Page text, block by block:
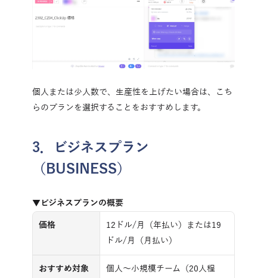
個人または少人数で、生産性を上げたい場合は、こち
らのプランを選択することをおすすめします。
3．ビジネスプラン
（BUSINESS）
▼ビジネスプランの概要
価格
12ドル/月（年払い）または19
ドル/月（月払い）
おすすめ対象
個人～小規模チーム（20人程